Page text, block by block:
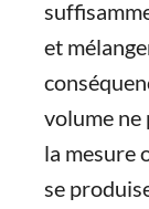
et
volume ne
la mesure
se